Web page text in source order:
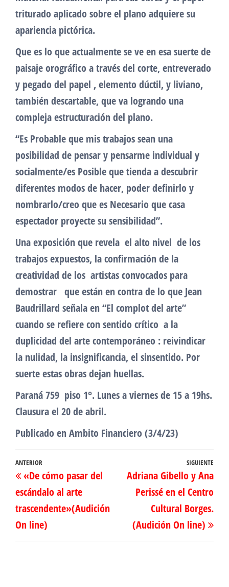
triturado aplicado sobre el plano adquiere su
apariencia pictórica.
Que es lo que actualmente se ve en esa suerte de
paisaje orográfico a través del corte, entreverado
y pegado del papel , elemento dúctil, y liviano,
también descartable, que va logrando una
compleja estructuración del plano.
“Es Probable que mis trabajos sean una
posibilidad de pensar y pensarme individual y
socialmente/es Posible que tienda a descubrir
diferentes modos de hacer, poder definirlo y
nombrarlo/creo que es Necesario que casa
espectador proyecte su sensibilidad”.
Una exposición que revela el alto nivel de los
trabajos expuestos, la confirmación de la
creatividad de los artistas convocados para
demostrar que están en contra de lo que Jean
Baudrillard señala en “El complot del arte”
cuando se refiere con sentido crítico a la
duplicidad del arte contemporáneo : reivindicar
la nulidad, la insignificancia, el sinsentido. Por
suerte estas obras dejan huellas.
Paraná 759 piso 1°. Lunes a viernes de 15 a 19hs.
Clausura el 20 de abril.
Publicado en Ambito Financiero (3/4/23)
Navegación
de
entradas
Entrada
anterior
ANTERIOR
«De cómo pasar del
escándalo al arte
trascendente»(Audición
On line)
SIGUIENTE
Adriana Gibello y Ana
Perissé en el Centro
Cultural Borges.
(Audición On line)